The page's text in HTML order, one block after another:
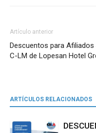
Artículo anterior
Descuentos para Afiliados
C-LM de Lopesan Hotel
ARTÍCULOS RELACIONADOS